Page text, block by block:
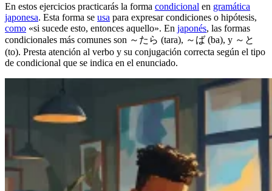
En estos ejercicios practicarás la forma condicional en gramática
japonesa. Esta forma se usa para expresar condiciones o hipótesis,
como «si sucede esto, entonces aquello». En japonés, las formas
condicionales más comunes son ～たら (tara), ～ば (ba), y ～と
(to). Presta atención al verbo y su conjugación correcta según el tipo
de condicional que se indica en el enunciado.